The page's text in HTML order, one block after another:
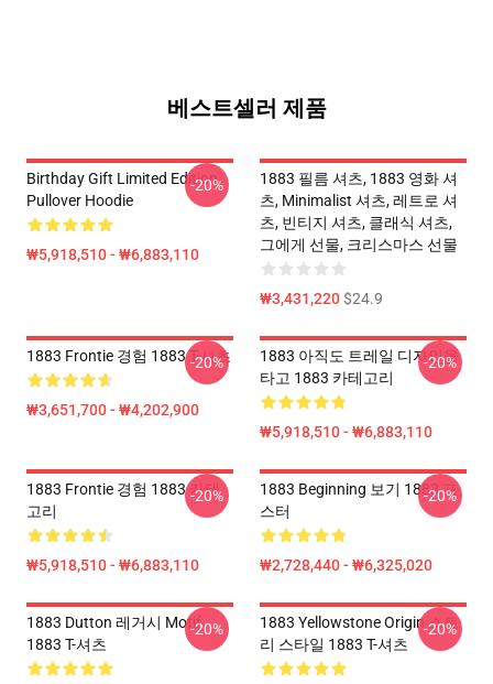
베스트셀러 제품
Birthday Gift Limited Edition
Pullover Hoodie
₩5,918,510 - ₩6,883,110
-20%
1883 필름 셔츠, 1883 영화 셔
츠, Minimalist 셔츠, 레트로 셔
츠, 빈티지 셔츠, 클래식 셔츠,
그에게 선물, 크리스마스 선물
₩3,431,220$24.9
1883 Frontie 경험 1883 T-셔츠
₩3,651,700 - ₩4,202,900
-20%
1883 아직도 트레일 디자인을
타고 1883 카테고리
₩5,918,510 - ₩6,883,110
-20%
1883 Frontie 경험 1883 카테
고리
₩5,918,510 - ₩6,883,110
-20%
1883 Beginning 보기 1883 포
스터
₩2,728,440 - ₩6,325,020
-20%
1883 Dutton 레거시 Motif
1883 T-셔츠
-20%
1883 Yellowstone Origin 스토
리 스타일 1883 T-셔츠
-20%